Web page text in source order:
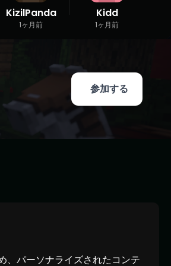
、パーソナライズされたコンテ
KizilPanda
1ヶ月前
Kidd
1ヶ月前
参加する